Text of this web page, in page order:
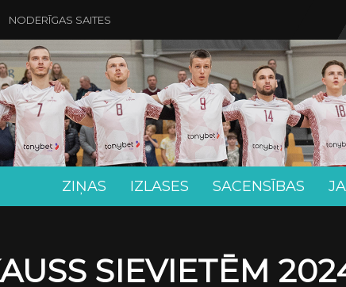
NODERĪGAS SAITES
ZIŅAS IZLASES SACENSĪBAS
SIEVIETĒM